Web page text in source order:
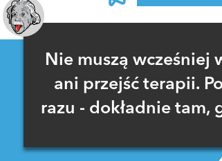
Nie muszą wcześniej
ani przejść terapii.
razu - dokładnie tam,